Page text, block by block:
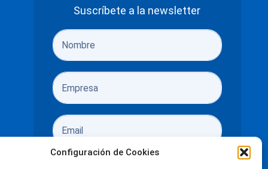
Configuración de Cookies
Suscríbete a la newsletter